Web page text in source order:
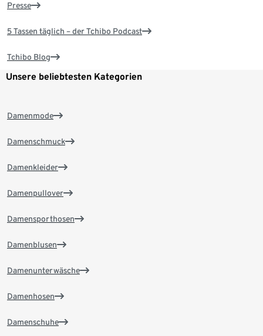
Presse
5 Tassen täglich – der Tchibo Podcast
Tchibo Blog
Unsere beliebtesten Kategorien
Damenmode
Damenschmuck
Damenkleider
Damenpullover
Damensporthosen
Damenblusen
Damenunterwäsche
Damenhosen
Damenschuhe